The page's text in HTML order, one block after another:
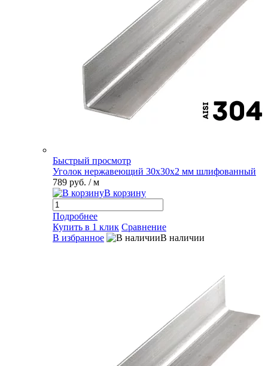
Быстрый просмотр
Уголок нержавеющий 30х30х2 мм шлифованный
789 руб. / м
В корзину
Подробнее
Купить в 1 клик Сравнение
В избранное
В наличии